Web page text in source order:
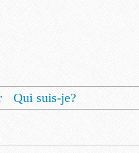
Qui suis-je?